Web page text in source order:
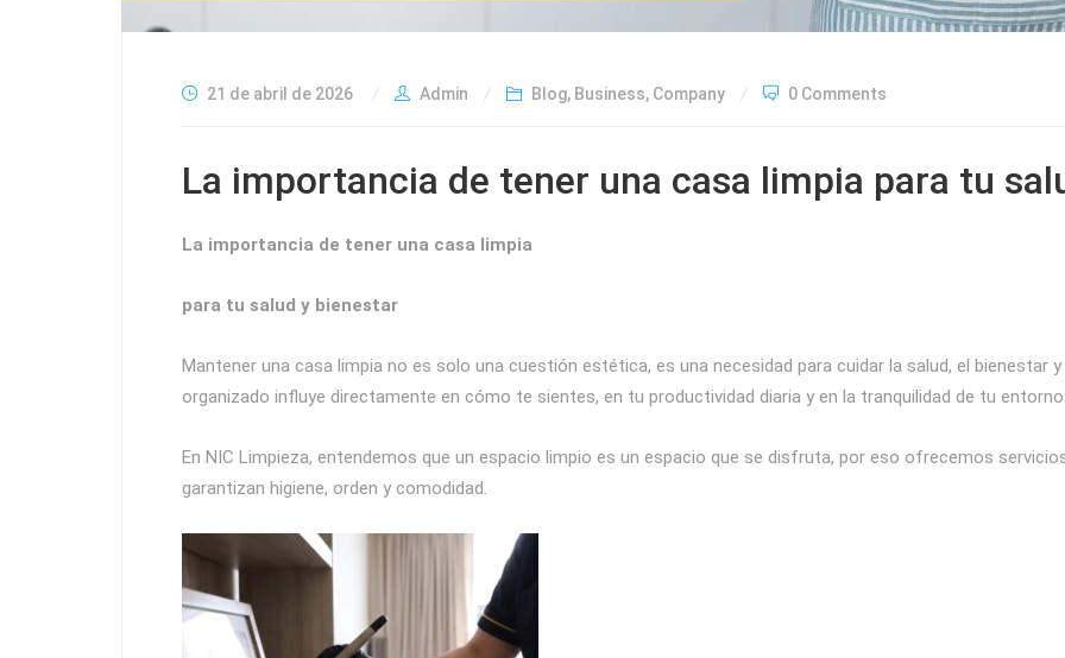
21 de abril de 2026 Admin Blog, Business, Company 0 Comments
La importancia de tener una casa limpia para tu
La importancia de tener una casa limpia
para tu salud y bienestar
Mantener una casa limpia no es solo una cuestión estética, es una necesidad para cuidar la salud, el bienestar y
organizado influye directamente en cómo te sientes, en tu productividad diaria y en la tranquilidad de tu entorno.
En NIC Limpieza, entendemos que un espacio limpio es un espacio que se disfruta, por eso ofrecemos
garantizan higiene, orden y comodidad.